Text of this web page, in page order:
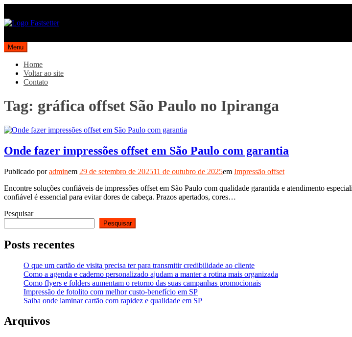
o
Menu
Home
Voltar ao site
Contato
Tag: gráfica offset São Paulo no Ipiranga
Onde fazer impressões offset em São Paulo com garantia
Publicado poradminem 29 de setembro de 202511 de outubro de 2025em Impressão offset
Encontre soluções confiáveis de impressões offset em São Paulo com qualidade garantida e atendimento
confiável é essencial para evitar dores de cabeça. Prazos apertados, cores…
Pesquisar
Pesquisar
Posts recentes
O que um cartão de visita precisa ter para transmitir credibilidade ao cliente
Como a agenda e caderno personalizado ajudam a manter a rotina mais organizada
Como flyers e folders aumentam o retorno das suas campanhas promocionais
Impressão de fotolito com melhor custo-benefício em SP
Saiba onde laminar cartão com rapidez e qualidade em SP
Arquivos